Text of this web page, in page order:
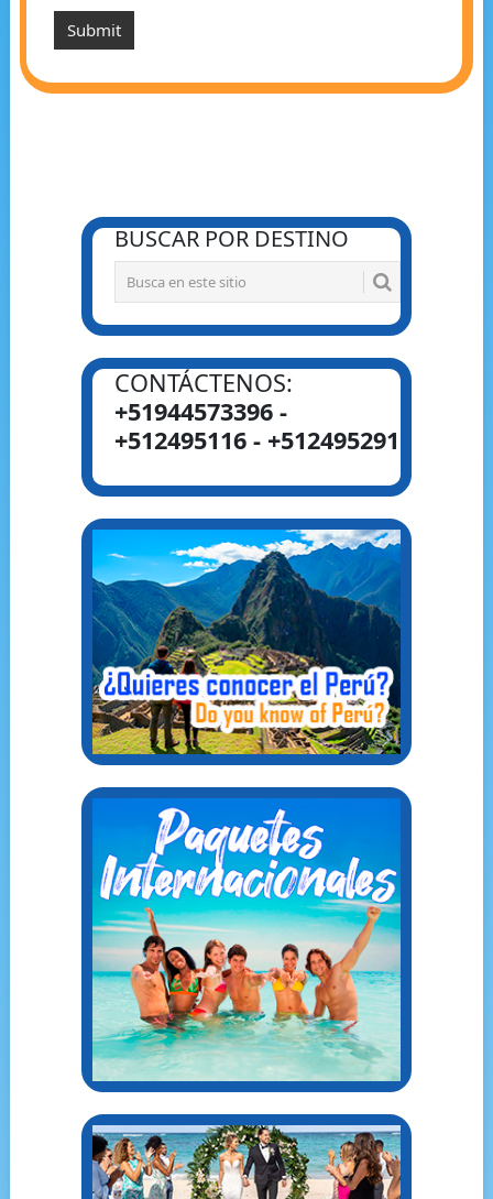
BUSCAR POR DESTINO
CONTÁCTENOS:
+51944573396 -
+512495116 - +512495291